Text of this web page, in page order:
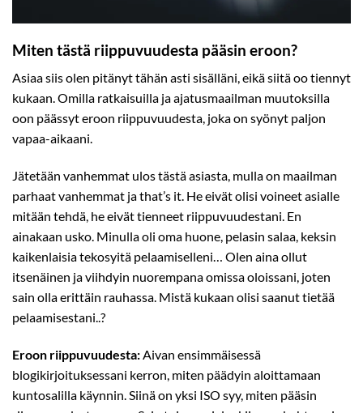
Miten tästä riippuvuudesta pääsin eroon?
Asiaa siis olen pitänyt tähän asti sisälläni, eikä siitä oo tiennyt
kukaan. Omilla ratkaisuilla ja ajatusmaailman muutoksilla
oon päässyt eroon riippuvuudesta, joka on syönyt paljon
vapaa-aikaani.
Jätetään vanhemmat ulos tästä asiasta, mulla on maailman
parhaat vanhemmat ja that’s it. He eivät olisi voineet asialle
mitään tehdä, he eivät tienneet riippuvuudestani. En
ainakaan usko. Minulla oli oma huone, pelasin salaa, keksin
kaikenlaisia tekosyitä pelaamiselleni… Olen aina ollut
itsenäinen ja viihdyin nuorempana omissa oloissani, joten
sain olla erittäin rauhassa. Mistä kukaan olisi saanut tietää
pelaamisestani..?
Eroon riippuvuudesta:Aivan ensimmäisessä
blogikirjoituksessani kerron, miten päädyin aloittamaan
kuntosalilla käynnin. Siinä on yksi ISO syy, miten pääsin